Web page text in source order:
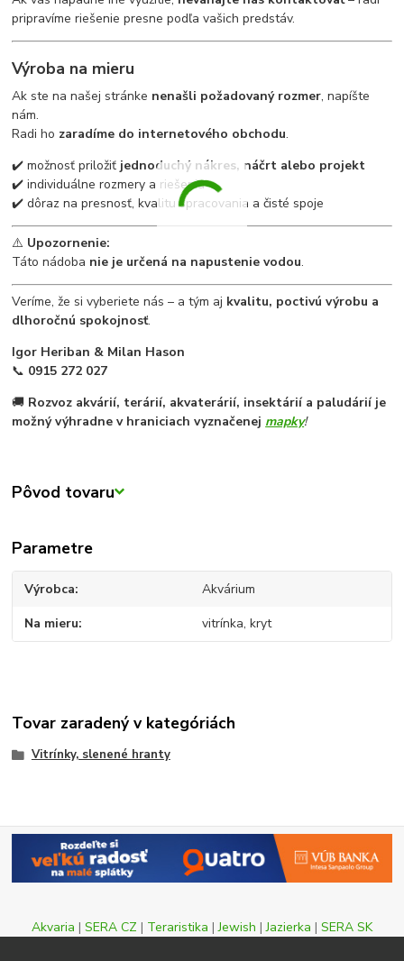
pripravíme riešenie presne podľa vašich predstáv.
Výroba na mieru
Ak ste na našej stránke nenašli požadovaný rozmer, napíšte
nám.
Radi ho zaradíme do internetového obchodu.
✔️ možnosť priložiť jednoduchý nákres, náčrt alebo projekt
✔️ individuálne rozmery a riešenia
✔️ dôraz na presnosť, kvalitu spracovania a čisté spoje
⚠️ Upozornenie:
Táto nádoba nie je určená na napustenie vodou.
Veríme, že si vyberiete nás – a tým aj kvalitu, poctivú výrobu a
dlhoročnú spokojnosť.
Igor Heriban & Milan Hason
📞 0915 272 027
🚚 Rozvoz akvárií, terárií, akvaterárií, insektárií a paludárií je
možný výhradne v hraniciach vyznačenej mapky!
Pôvod tovaru
Parametre
Výrobca Akvárium
Na mieru vitrínka, kryt
Tovar zaradený v kategóriách
Vitrínky, slenené hranty
Akvaria | SERA CZ | Teraristika |Jewish |Jazierka | SERA SK